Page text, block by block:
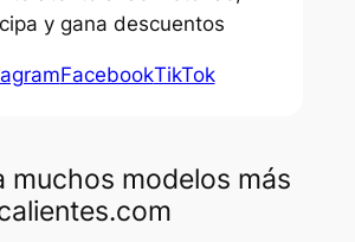
y gana descuentos
FacebookTikTok
muchos modelos más